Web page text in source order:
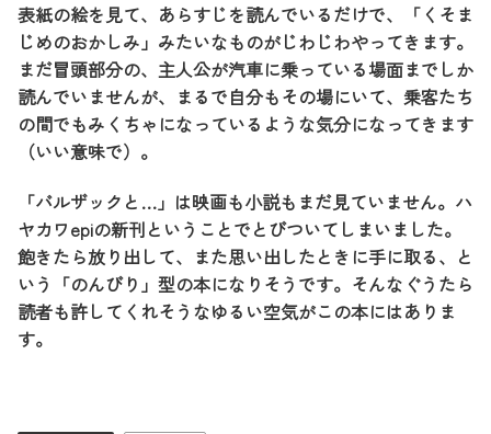
表紙の絵を見て、あらすじを読んでいるだけで、「くそま
じめのおかしみ」みたいなものがじわじわやってきます。
まだ冒頭部分の、主人公が汽車に乗っている場面までしか
読んでいませんが、まるで自分もその場にいて、乗客たち
の間でもみくちゃになっているような気分になってきます
（いい意味で）。
「バルザックと…」は映画も小説もまだ見ていません。ハ
ヤカワepiの新刊ということでとびついてしまいました。
飽きたら放り出して、また思い出したときに手に取る、と
いう「のんびり」型の本になりそうです。そんなぐうたら
読者も許してくれそうなゆるい空気がこの本にはありま
す。